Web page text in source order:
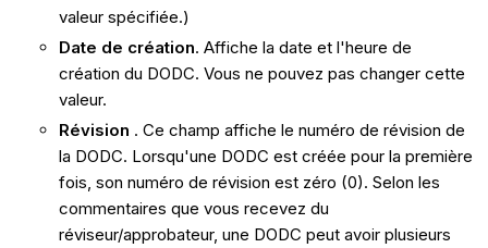
valeur spécifiée.)
Date de création. Affiche la date et l'heure de
création du DODC. Vous ne pouvez pas changer cette
valeur.
Révision . Ce champ affiche le numéro de révision de
la DODC. Lorsqu'une DODC est créée pour la première
fois, son numéro de révision est zéro (0). Selon les
commentaires que vous recevez du
réviseur/approbateur, une DODC peut avoir plusieurs